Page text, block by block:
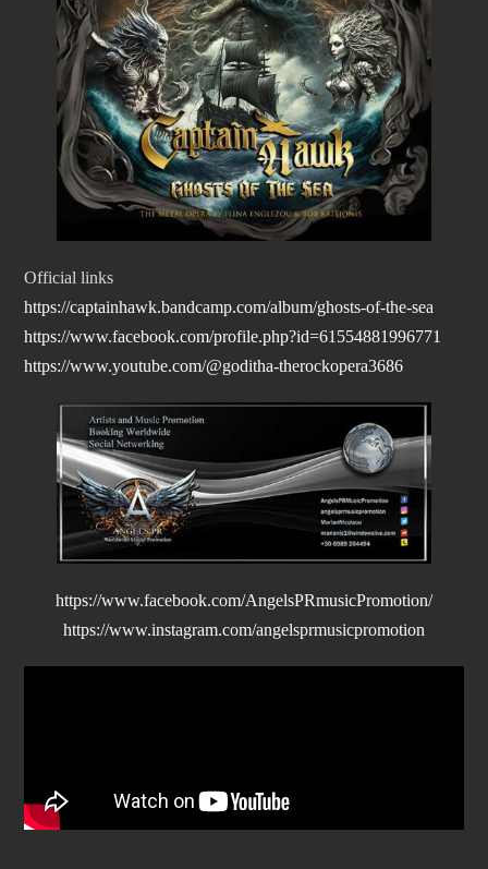
Official links
https://captainhawk.bandcamp.com/album/ghosts-of-the-sea
https://www.facebook.com/profile.php?id=61554881996771
https://www.youtube.com/@goditha-therockopera3686
https://www.facebook.com/AngelsPRmusicPromotion/
https://www.instagram.com/angelsprmusicpromotion